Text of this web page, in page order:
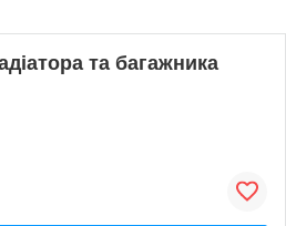
та багажника